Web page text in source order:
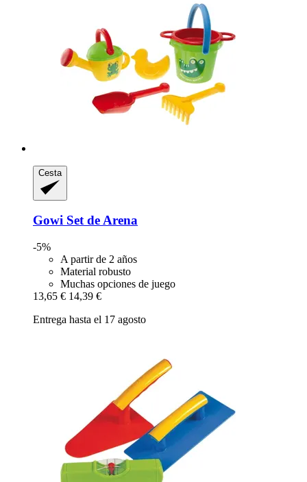
Cesta
Gowi Set de Arena
-5%
A partir de 2 años
Material robusto
Muchas opciones de juego
13,65 € 14,39 €
Entrega hasta el 17 agosto